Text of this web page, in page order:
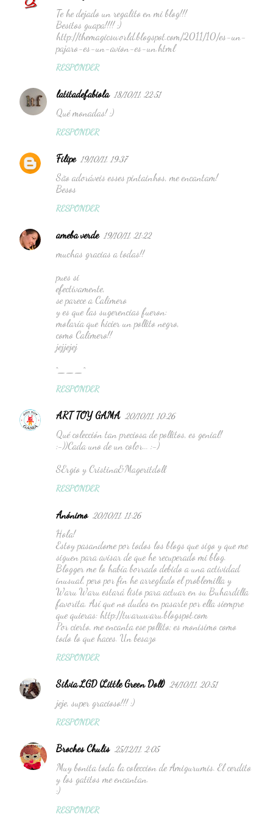
Te he dejado un regalito en mi blog!!!
Besitos guapa!!!! ;)
http://themagicsworld.blogspot.com/2011/10/es-un-
pajaro-es-un-avion-es-un.html
RESPONDER
latitadefabiola 18/10/11, 22:51
Qué monadas! ;)
RESPONDER
Filipe 19/10/11, 19:37
São adoráveis esses pintainhos, me encantam!
Besos
RESPONDER
ameba verde 19/10/11, 21:22
muchas gracias a todas!!
pues si
efectivamente,
se parece a Calimero
y es que las sugerencias fueron:
molaría que hicier un pollito negro,
como Calimero!!
jejjejej
^___^
RESPONDER
ART TOY GAMA 20/10/11, 10:26
Qué colección tan preciosa de pollitos, es genial!
:-))Cada uno de un color... :-)
SErgio y Cristina&Mageritdoll
RESPONDER
Anónimo 20/10/11, 11:26
Hola!
Estoy pasandome por todos los blogs que sigo y que me
siguen para avisar de que he recuperado mi blog.
Blogger me lo había borrado debido a una actividad
inusual, pero por fin he arreglado el problemilla y
Waru Waru estará listo para actuar en su Buhardilla
favorita. Así que no dudes en pasarte por ella siempre
que quieras: http://twaruwaru.blogspot.com
Por cierto, me encanta ese pollito; es monisimo como
todo lo que haces. Un besazo
RESPONDER
Silvia LGD (Little Green Doll) 24/10/11, 20:51
jeje, super gracioso!!! :)
RESPONDER
Broches Chulis 25/12/11, 2:05
Muy bonita toda la coleccion de Amigurumis. El cerdito
y los gatitos me encantan.
:)
RESPONDER